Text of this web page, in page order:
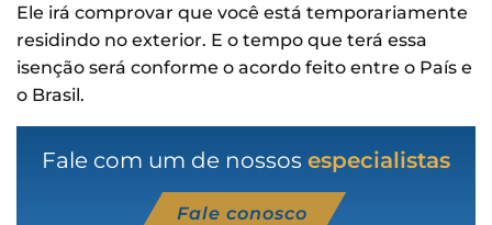
Ele irá comprovar que você está temporariamente
residindo no exterior. E o tempo que terá essa
isenção será conforme o acordo feito entre o País e
o Brasil.
Fale com um de nossos especialistas
Fale conosco